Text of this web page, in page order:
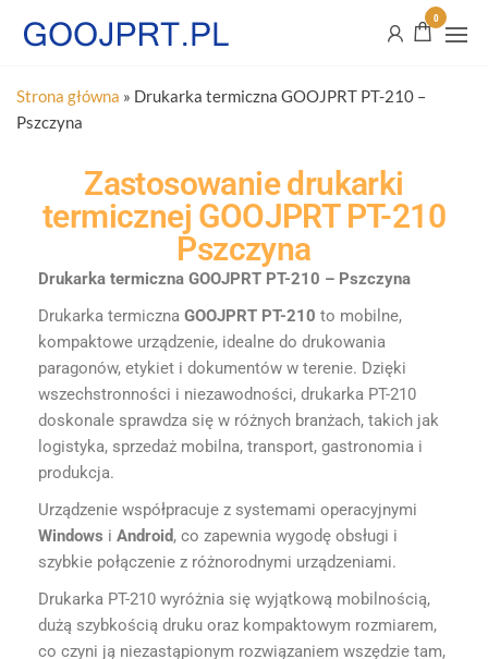
0
Strona główna » Drukarka termiczna GOOJPRT PT-210 –
Pszczyna
Zastosowanie drukarki
termicznej GOOJPRT PT-210
Pszczyna
Drukarka termiczna GOOJPRT PT-210 – Pszczyna
Drukarka termiczna GOOJPRT PT-210 to mobilne,
kompaktowe urządzenie, idealne do drukowania
paragonów, etykiet i dokumentów w terenie. Dzięki
wszechstronności i niezawodności, drukarka PT-210
doskonale sprawdza się w różnych branżach, takich jak
logistyka, sprzedaż mobilna, transport, gastronomia i
produkcja.
Urządzenie współpracuje z systemami operacyjnymi
Windows i Android, co zapewnia wygodę obsługi i
szybkie połączenie z różnorodnymi urządzeniami.
Drukarka PT-210 wyróżnia się wyjątkową mobilnością,
dużą szybkością druku oraz kompaktowym rozmiarem,
co czyni ją niezastąpionym rozwiązaniem wszędzie tam,